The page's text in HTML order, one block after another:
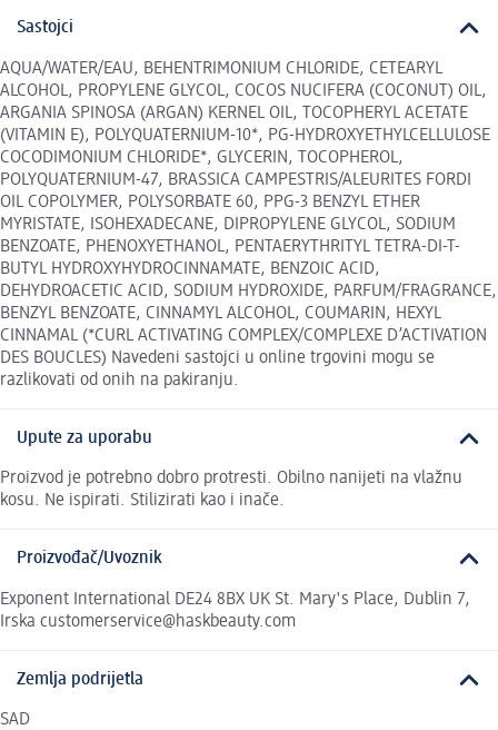
Sastojci
AQUA/WATER/EAU, BEHENTRIMONIUM CHLORIDE, CETEARYL
ALCOHOL, PROPYLENE GLYCOL, COCOS NUCIFERA (COCONUT) OIL,
ARGANIA SPINOSA (ARGAN) KERNEL OIL, TOCOPHERYL ACETATE
(VITAMIN E), POLYQUATERNIUM-10*, PG-HYDROXYETHYLCELLULOSE
COCODIMONIUM CHLORIDE*, GLYCERIN, TOCOPHEROL,
POLYQUATERNIUM-47, BRASSICA CAMPESTRIS/ALEURITES FORDI
OIL COPOLYMER, POLYSORBATE 60, PPG-3 BENZYL ETHER
MYRISTATE, ISOHEXADECANE, DIPROPYLENE GLYCOL, SODIUM
BENZOATE, PHENOXYETHANOL, PENTAERYTHRITYL TETRA-DI-T-
BUTYL HYDROXYHYDROCINNAMATE, BENZOIC ACID,
DEHYDROACETIC ACID, SODIUM HYDROXIDE, PARFUM/FRAGRANCE,
BENZYL BENZOATE, CINNAMYL ALCOHOL, COUMARIN, HEXYL
CINNAMAL (*CURL ACTIVATING COMPLEX/COMPLEXE D’ACTIVATION
DES BOUCLES) Navedeni sastojci u online trgovini mogu se
razlikovati od onih na pakiranju.
Upute za uporabu
Proizvod je potrebno dobro protresti. Obilno nanijeti na vlažnu
kosu. Ne ispirati. Stilizirati kao i inače.
Proizvođač/Uvoznik
Exponent International DE24 8BX UK St. Mary's Place, Dublin 7,
Irska customerservice@haskbeauty.com
Zemlja podrijetla
SAD